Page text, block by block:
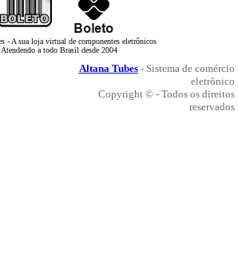
- A sua loja virtual de componentes eletrônicos
Atendendo a todo Brasil desde 2004
Altana Tubes- Sistema de comércio
eletrônico
Copyright © - Todos os direitos
reservados